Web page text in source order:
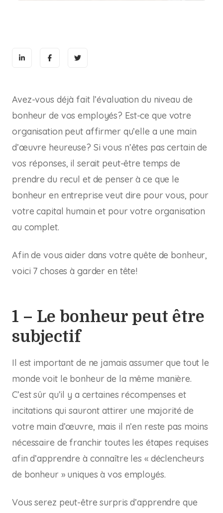
Avez-vous déjà fait l’évaluation du niveau de
bonheur de vos employés? Est-ce que votre
organisation peut affirmer qu’elle a une main
d’œuvre heureuse? Si vous n’êtes pas certain de
vos réponses, il serait peut-être temps de
prendre du recul et de penser à ce que le
bonheur en entreprise veut dire pour vous, pour
votre capital humain et pour votre organisation
au complet.
Afin de vous aider dans votre quête de bonheur,
voici 7 choses à garder en tête!
1 – Le bonheur peut être
subjectif
Il est important de ne jamais assumer que tout le
monde voit le bonheur de la même manière.
C’est sûr qu’il y a certaines récompenses et
incitations qui sauront attirer une majorité de
votre main d’œuvre, mais il n’en reste pas moins
nécessaire de franchir toutes les étapes requises
afin d’apprendre à connaître les « déclencheurs
de bonheur » uniques à vos employés.
Vous serez peut-être surpris d’apprendre que